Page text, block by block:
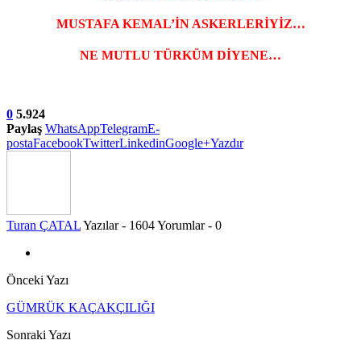
MUSTAFA KEMAL’İN ASKERLERİYİZ…
NE MUTLU TÜRKÜM DİYENE…
0 5.924
Paylaş WhatsAppTelegramE-
postaFacebookTwitterLinkedinGoogle+Yazdır
Turan ÇATALYazılar - 1604Yorumlar - 0
Önceki Yazı
GÜMRÜK KAÇAKÇILIĞI
Sonraki Yazı